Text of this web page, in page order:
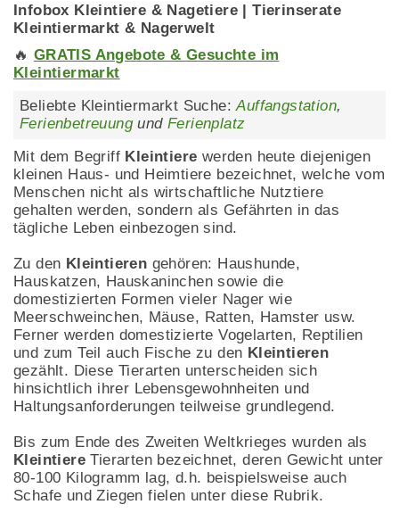
Infobox Kleintiere & Nagetiere | Tierinserate
Kleintiermarkt & Nagerwelt
🔥 GRATIS Angebote & Gesuchte im
Kleintiermarkt
Beliebte Kleintiermarkt Suche:Auffangstation,
FerienbetreuungundFerienplatz
Mit dem Begriff Kleintiere werden heute diejenigen
kleinen Haus- und Heimtiere bezeichnet, welche vom
Menschen nicht als wirtschaftliche Nutztiere
gehalten werden, sondern als Gefährten in das
tägliche Leben einbezogen sind.
Zu den Kleintieren gehören: Haushunde,
Hauskatzen, Hauskaninchen sowie die
domestizierten Formen vieler Nager wie
Meerschweinchen, Mäuse, Ratten, Hamster usw.
Ferner werden domestizierte Vogelarten, Reptilien
und zum Teil auch Fische zu den Kleintieren
gezählt. Diese Tierarten unterscheiden sich
hinsichtlich ihrer Lebensgewohnheiten und
Haltungsanforderungen teilweise grundlegend.
Bis zum Ende des Zweiten Weltkrieges wurden als
Kleintiere Tierarten bezeichnet, deren Gewicht unter
80-100 Kilogramm lag, d.h. beispielsweise auch
Schafe und Ziegen fielen unter diese Rubrik.